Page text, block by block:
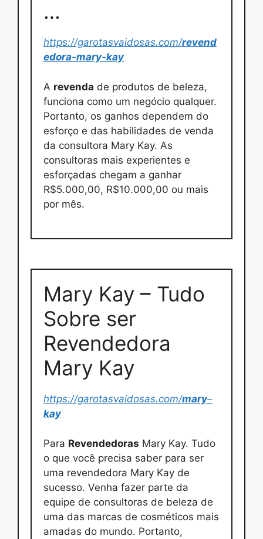
…
https://garotasvaidosas.com/revend
edora-mary-kay
A revenda de produtos de beleza,
funciona como um negócio qualquer.
Portanto, os ganhos dependem do
esforço e das habilidades de venda
da consultora Mary Kay. As
consultoras mais experientes e
esforçadas chegam a ganhar
R$5.000,00, R$10.000,00 ou mais
por mês.
Mary Kay – Tudo
Sobre ser
Revendedora
Mary Kay
https://garotasvaidosas.com/mary–
kay
Para Revendedoras Mary Kay. Tudo
o que você precisa saber para ser
uma revendedora Mary Kay de
sucesso. Venha fazer parte da
equipe de consultoras de beleza de
uma das marcas de cosméticos mais
amadas do mundo. Portanto,